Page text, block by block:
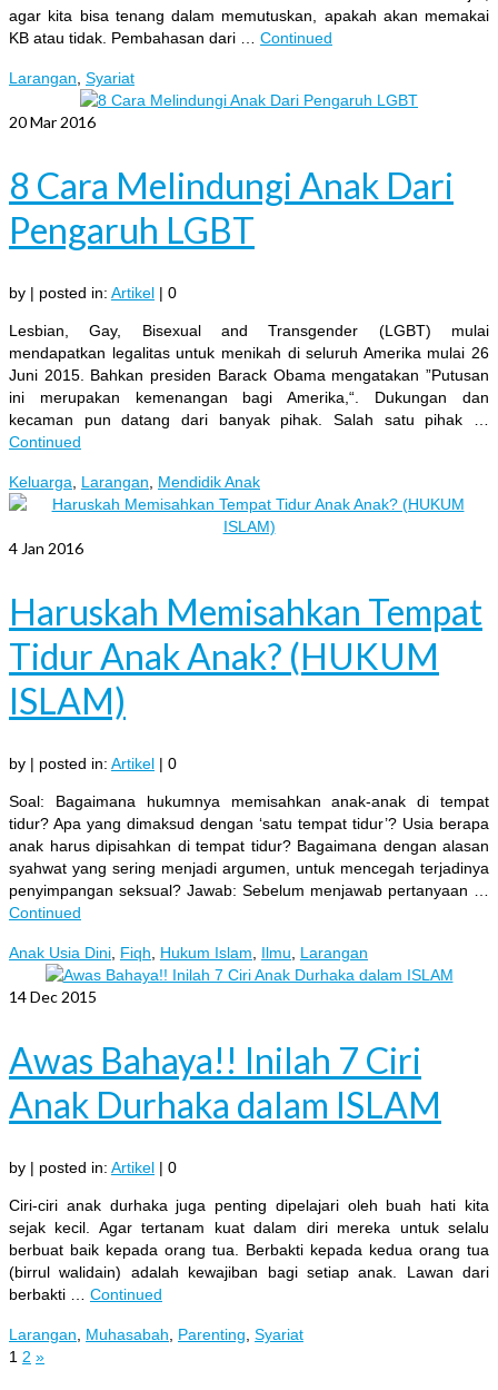
agar kita bisa tenang dalam memutuskan, apakah akan memakai
KB atau tidak. Pembahasan dari … Continued
Larangan Syariat
20Mar 2016
8 Cara Melindungi Anak Dari
Pengaruh LGBT
by | posted in: Artikel | 0
Lesbian, Gay, Bisexual and Transgender (LGBT) mulai
mendapatkan legalitas untuk menikah di seluruh Amerika mulai 26
Juni 2015. Bahkan presiden Barack Obama mengatakan ”Putusan
ini merupakan kemenangan bagi Amerika,“. Dukungan dan
kecaman pun datang dari banyak pihak. Salah satu pihak …
Continued
Keluarga, Larangan, Mendidik Anak
4 Jan 2016
Haruskah Memisahkan Tempat
Tidur Anak Anak? (HUKUM
ISLAM)
by | posted in: Artikel | 0
Soal: Bagaimana hukumnya memisahkan anak-anak di tempat
tidur? Apa yang dimaksud dengan ‘satu tempat tidur’? Usia berapa
anak harus dipisahkan di tempat tidur? Bagaimana dengan alasan
syahwat yang sering menjadi argumen, untuk mencegah terjadinya
penyimpangan seksual? Jawab: Sebelum menjawab pertanyaan …
Continued
Anak Usia Dini, Fiqh, Hukum Islam, Ilmu, Larangan
14Dec 2015
Awas Bahaya!! Inilah 7 Ciri
Anak Durhaka dalam ISLAM
by | posted in: Artikel | 0
Ciri-ciri anak durhaka juga penting dipelajari oleh buah hati kita
sejak kecil. Agar tertanam kuat dalam diri mereka untuk selalu
berbuat baik kepada orang tua. Berbakti kepada kedua orang tua
(birrul walidain) adalah kewajiban bagi setiap anak. Lawan dari
berbakti … Continued
Larangan, Muhasabah, Parenting, Syariat
Posts
1 2 »